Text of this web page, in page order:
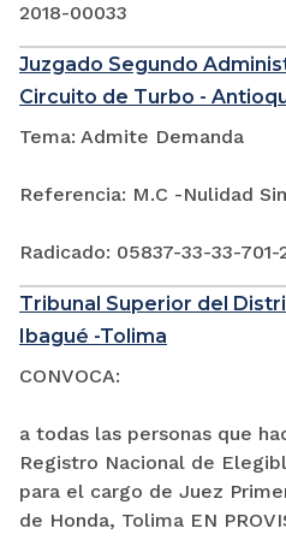
2018-00033
Juzgado Segundo
Circuito de Turbo -
Tema: Admite Demanda
Referencia: M.C -Nulidad
Radicado: 05837-33-33-701-
Tribunal Superior del
Ibagué -Tolima
CONVOCA:
a todas las personas que
Registro Nacional de
para el cargo de Juez
de Honda, Tolima EN